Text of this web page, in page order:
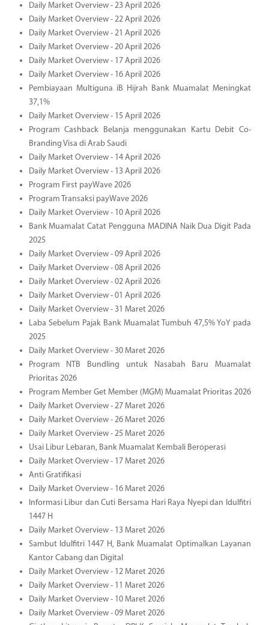
Daily Market Overview - 23 April 2026
Daily Market Overview - 22 April 2026
Daily Market Overview - 21 April 2026
Daily Market Overview - 20 April 2026
Daily Market Overview - 17 April 2026
Daily Market Overview - 16 April 2026
Pembiayaan Multiguna iB Hijrah Bank Muamalat Meningkat
37,1%
Daily Market Overview - 15 April 2026
Program Cashback Belanja menggunakan Kartu Debit Co-
Branding Visa di Arab Saudi
Daily Market Overview - 14 April 2026
Daily Market Overview - 13 April 2026
Program First payWave 2026
Program Transaksi payWave 2026
Daily Market Overview - 10 April 2026
Bank Muamalat Catat Pengguna MADINA Naik Dua Digit Pada
2025
Daily Market Overview - 09 April 2026
Daily Market Overview - 08 April 2026
Daily Market Overview - 02 April 2026
Daily Market Overview - 01 April 2026
Daily Market Overview - 31 Maret 2026
Laba Sebelum Pajak Bank Muamalat Tumbuh 47,5% YoY pada
2025
Daily Market Overview - 30 Maret 2026
Program NTB Bundling untuk Nasabah Baru Muamalat
Prioritas 2026
Program Member Get Member (MGM) Muamalat Prioritas 2026
Daily Market Overview - 27 Maret 2026
Daily Market Overview - 26 Maret 2026
Daily Market Overview - 25 Maret 2026
Usai Libur Lebaran, Bank Muamalat Kembali Beroperasi
Daily Market Overview - 17 Maret 2026
Anti Gratifikasi
Daily Market Overview - 16 Maret 2026
Informasi Libur dan Cuti Bersama Hari Raya Nyepi dan Idulfitri
1447 H
Daily Market Overview - 13 Maret 2026
Sambut Idulfitri 1447 H, Bank Muamalat Optimalkan Layanan
Kantor Cabang dan Digital
Daily Market Overview - 12 Maret 2026
Daily Market Overview - 11 Maret 2026
Daily Market Overview - 10 Maret 2026
Daily Market Overview - 09 Maret 2026